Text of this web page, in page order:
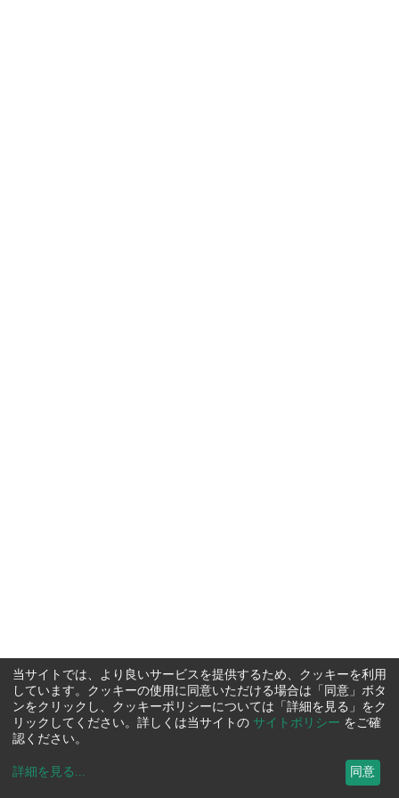
当サイトでは、より良いサービスを提供するため、クッキーを利用
しています。クッキーの使用に同意いただける場合は「同意」ボタ
ンをクリックし、クッキーポリシーについては「詳細を見る」をク
リックしてください。詳しくは当サイトの サイトポリシー をご確
認ください。
詳細を見る ... 同意